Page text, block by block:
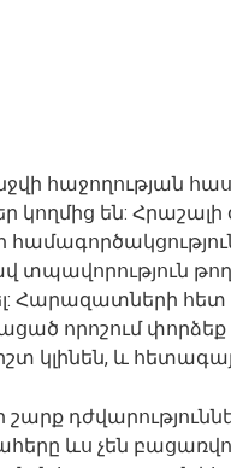
հաջողության
կողմից են:
տպավորություն
Հարազատների հետ
որոշում փորձեք
կլինեն, և
ևս չեն